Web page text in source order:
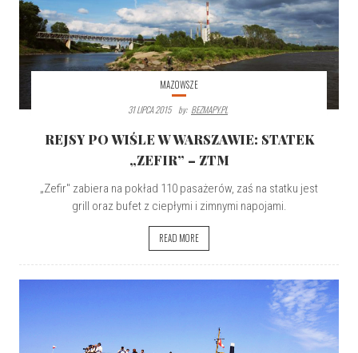
MAZOWSZE
31 LIPCA 2015
By: BEZMAPY.PL
REJSY PO WIŚLE W WARSZAWIE: STATEK
„ZEFIR” – ZTM
„Zefir" zabiera na pokład 110 pasażerów, zaś na statku jest
grill oraz bufet z ciepłymi i zimnymi napojami.
READ MORE